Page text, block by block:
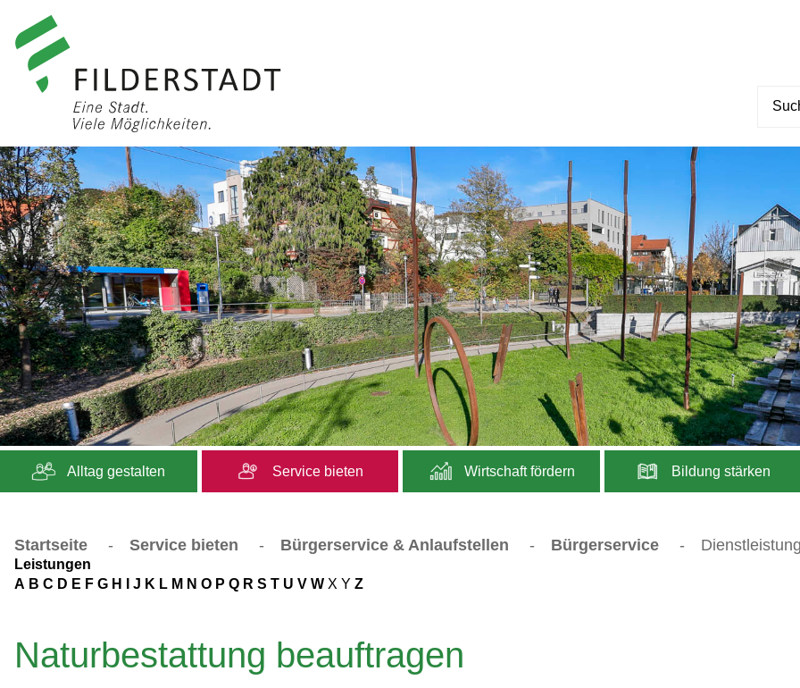
Alltag gestalten Service bieten Wirtschaft fördern Bildung stärken
Startseite - Service bieten - Bürgerservice & Anlaufstellen - Bürgerservice -
Leistungen
A B C D E F G H J K L M N O P Q R S T U V W X Y Z
Naturbestattung beauftragen